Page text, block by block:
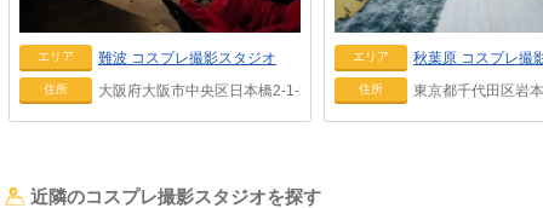
エリア 難波 コスプレ撮影スタジオ
住所 大阪府大阪市中央区日本橋2-1-22
エリア 秋葉原 コスプレ撮
住所 東京都千代田区岩
近隣のコスプレ撮影スタジオを探す